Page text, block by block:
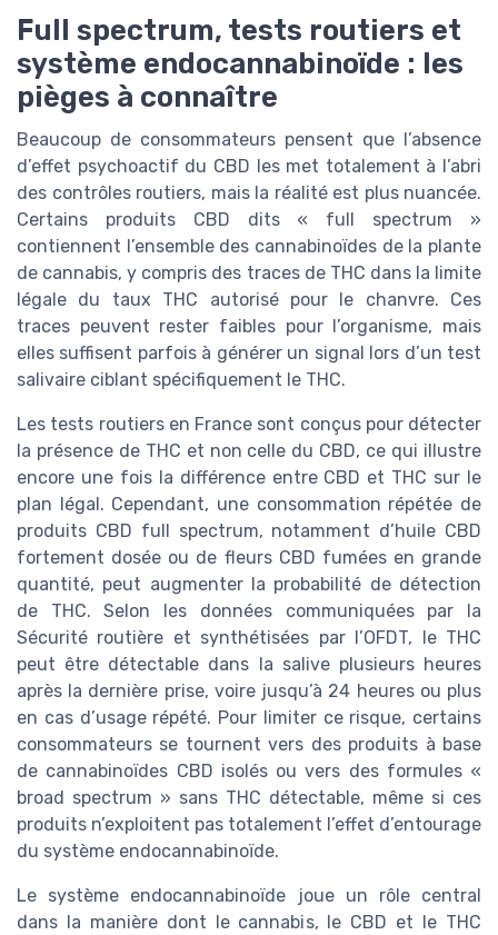
Full spectrum, tests routiers et
système endocannabinoïde : les
pièges à connaître
Beaucoup de consommateurs pensent que l’absence
d’effet psychoactif du CBD les met totalement à l’abri
des contrôles routiers, mais la réalité est plus nuancée.
Certains produits CBD dits « full spectrum »
contiennent l’ensemble des cannabinoïdes de la plante
de cannabis, y compris des traces de THC dans la limite
légale du taux THC autorisé pour le chanvre. Ces
traces peuvent rester faibles pour l’organisme, mais
elles suffisent parfois à générer un signal lors d’un test
salivaire ciblant spécifiquement le THC.
Les tests routiers en France sont conçus pour détecter
la présence de THC et non celle du CBD, ce qui illustre
encore une fois la différence entre CBD et THC sur le
plan légal. Cependant, une consommation répétée de
produits CBD full spectrum, notamment d’huile CBD
fortement dosée ou de fleurs CBD fumées en grande
quantité, peut augmenter la probabilité de détection
de THC. Selon les données communiquées par la
Sécurité routière et synthétisées par l’OFDT, le THC
peut être détectable dans la salive plusieurs heures
après la dernière prise, voire jusqu’à 24 heures ou plus
en cas d’usage répété. Pour limiter ce risque, certains
consommateurs se tournent vers des produits à base
de cannabinoïdes CBD isolés ou vers des formules «
broad spectrum » sans THC détectable, même si ces
produits n’exploitent pas totalement l’effet d’entourage
du système endocannabinoïde.
Le système endocannabinoïde joue un rôle central
dans la manière dont le cannabis, le CBD et le THC